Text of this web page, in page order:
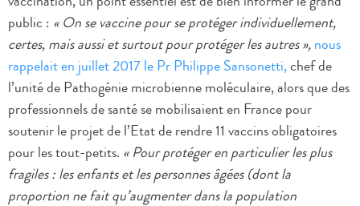
public : « On se vaccine pour se protéger individuellement,
certes, mais aussi et surtout pour protéger les autres »,nous
rappelait en juillet 2017 le Pr Philippe Sansonetti,chef de
l’unité de Pathogénie microbienne moléculaire, alors que des
professionnels de santé se mobilisaient en France pour
soutenir le projet de l’Etat de rendre 11 vaccins obligatoires
pour les tout-petits. «Pour protéger en particulier les plus
fragiles : les enfants et les personnes âgées (dont la
proportion ne fait qu’augmenter dans la population